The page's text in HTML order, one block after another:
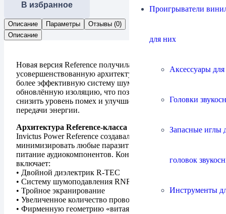
Проигрыватели
для них
Аксессуары
Головки
Запасные иглы
головок
Инструменты
В избранное
Описание Параметры
Отзывы (0)
Описание
Новая версия Reference получила
усовершенствованную архитектуру проводников,
более эффективную систему шумоподавления и
обновлённую изоляцию, что позволило ещё сильнее
снизить уровень помех и улучшить стабильность
передачи энергии.
Архитектура Reference-класса
Invictus Power Reference создавался с целью
минимизировать любые паразитные воздействия на
питание аудиокомпонентов. Конструкция кабеля
включает:
• Двойной диэлектрик R-TEC
• Систему шумоподавления RNR
• Тройное экранирование
• Увеличенное количество проводников
• Фирменную геометрию «витая тройка»